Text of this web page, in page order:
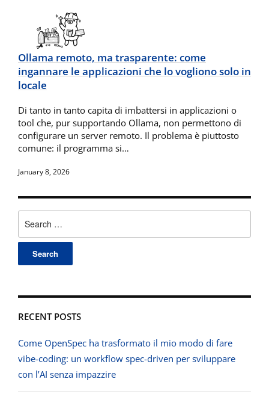
for:
RECENT POSTS
Come OpenSpec ha trasformato il mio modo di fare
vibe-coding: un workflow spec-driven per sviluppare
con l’AI senza impazzire
Ollama remoto, ma trasparente: come
ingannare le applicazioni che lo vogliono solo in
locale
Di tanto in tanto capita di imbattersi in applicazioni o
tool che, pur supportando Ollama, non permettono di
configurare un server remoto. Il problema è piuttosto
comune: il programma si…
January 8, 2026